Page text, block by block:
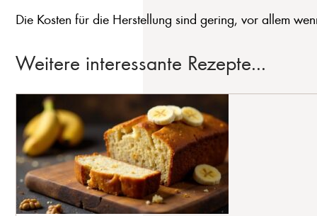
Die Kosten für die Herstellung sind gering, vor allem
Weitere interessante Rezepte...